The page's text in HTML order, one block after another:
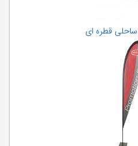
ساحلی قطره ای